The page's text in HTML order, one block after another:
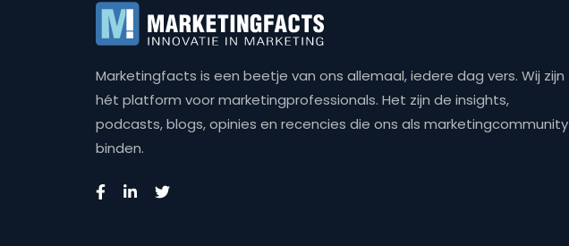
Marketingfacts is een beetje van ons allemaal, iedere dag vers. Wij zijn
hét platform voor marketingprofessionals. Het zijn de insights,
podcasts, blogs, opinies en recencies die ons als marketingcommunity
binden.